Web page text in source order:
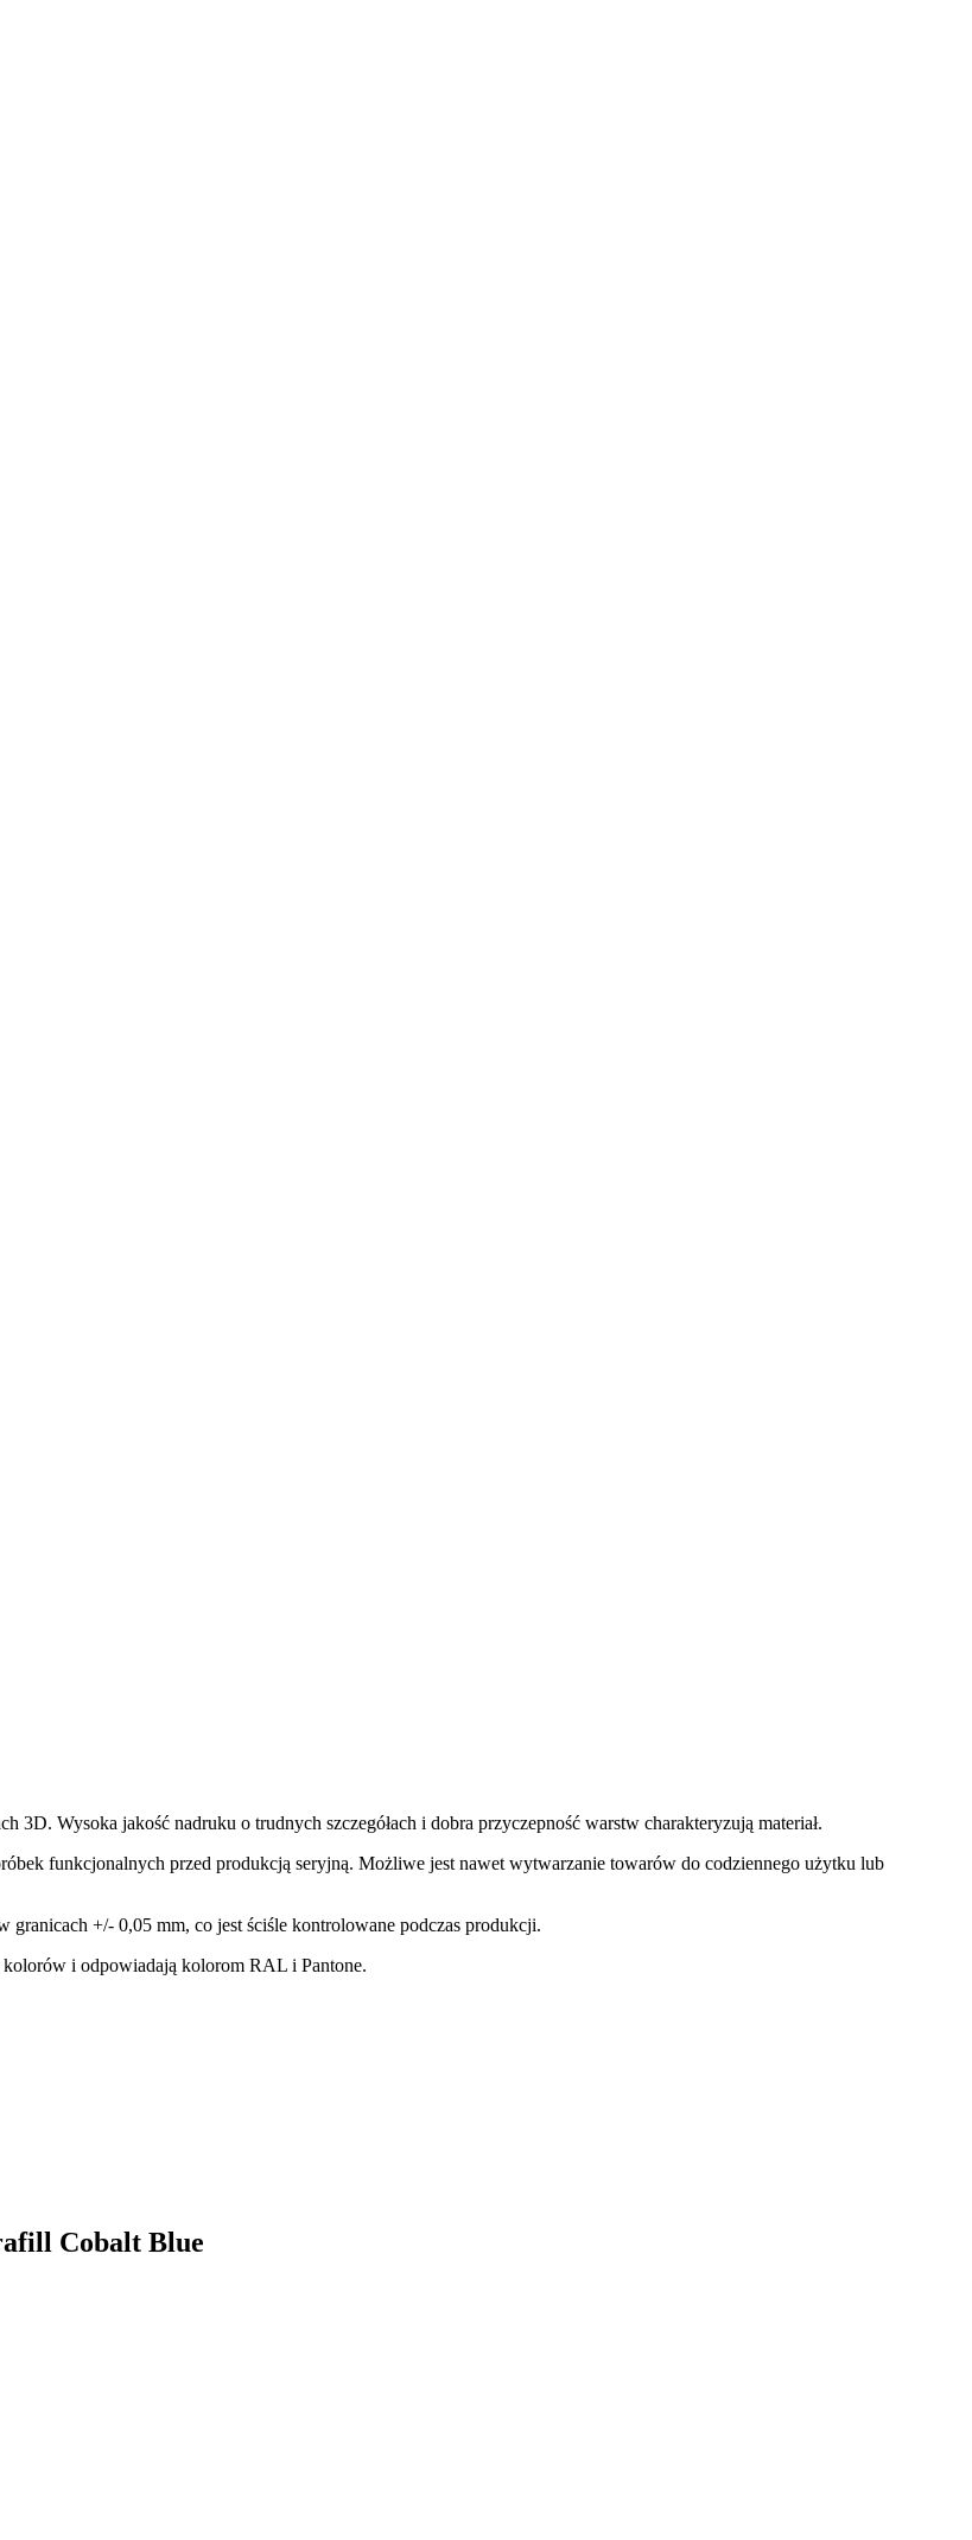
3D. Wysoka jakość nadruku o trudnych szczegółach i dobra przyczepność warstw charakteryzują materiał.
funkcjonalnych przed produkcją seryjną. Możliwe jest nawet wytwarzanie towarów do codziennego użytku lub
+/- 0,05 mm, co jest ściśle kontrolowane podczas produkcji.
i odpowiadają kolorom RAL i Pantone.
Cobalt Blue